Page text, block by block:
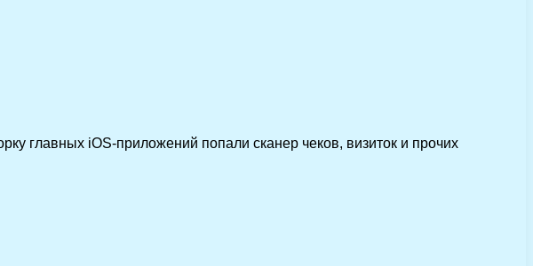
главных iOS-приложений попали сканер чеков, визиток и прочих